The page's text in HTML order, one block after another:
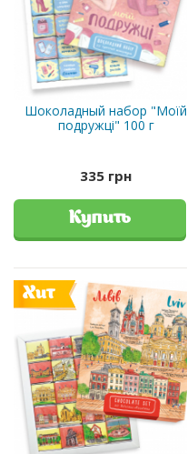
Шоколадный набор "Моїй
подружці" 100 г
335 грн
Купить
Хит